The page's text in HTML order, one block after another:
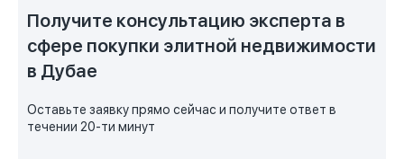
Получите консультацию эксперта в
сфере покупки элитной недвижимости
в Дубае
Оставьте заявку прямо сейчас и получите ответ в
течении 20-ти минут